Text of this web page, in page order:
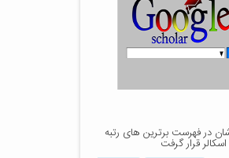
در فهرست برترین های رتبه
قرار گرفت